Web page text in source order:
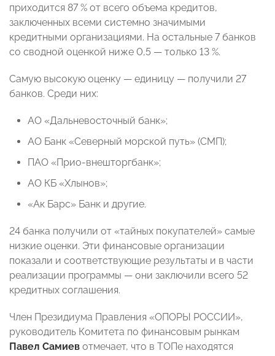
приходится 87 % от всего объема кредитов,
заключенных всеми системно значимыми
кредитными организациями. На остальные 7 банков
со сводной оценкой ниже 0,5 — только 13 %.
Самую высокую оценку — единицу — получили 27
банков. Среди них:
АО «Дальневосточный банк»;
АО Банк «Северный морской путь» (СМП);
ПАО «Прио-внешторгбанк»;
АО КБ «Хлынов»;
«Ак Барс» Банк и другие.
24 банка получили от «тайных покупателей» самые
низкие оценки. Эти финансовые организации
показали и соответствующие результаты и в части
реализации программы — они заключили всего 52
кредитных соглашения.
Член Президиума Правления «ОПОРЫ РОССИИ»,
руководитель Комитета по финансовым рынкам
Павел Самиев отмечает, что в ТОПе находятся